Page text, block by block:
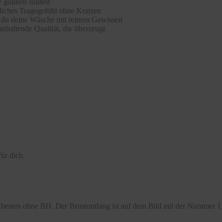
solltest
Tragegefühl ohne Kratzen
deine Wäsche mit reinem Gewissen
Qualität, die überzeugt
dich.
ohne BH. Der Brustumfang ist auf dem Bild mit der Nummer